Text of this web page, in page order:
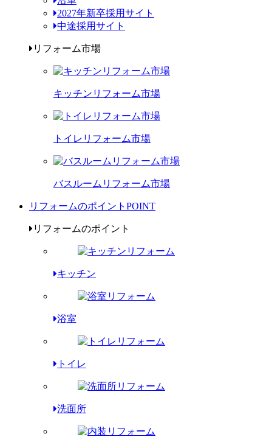
2027年新卒採用サイト
中途採用サイト
リフォーム市場
キッチンリフォーム市場
トイレリフォーム市場
バスルームリフォーム市場
リフォームのポイント POINT
リフォームのポイント
キッチン
浴室
トイレ
洗面所